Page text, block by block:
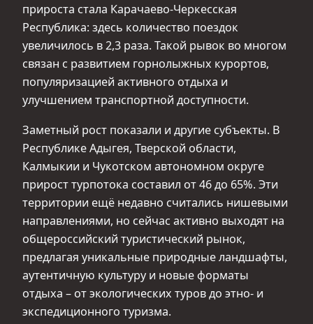
прироста стала Карачаево-Черкесская
Республика: здесь количество поездок
увеличилось в 2,3 раза. Такой рывок во многом
связан с развитием горнолыжных курортов,
популяризацией активного отдыха и
улучшением транспортной доступности.
Заметный рост показали и другие субъекты. В
Республике Адыгея, Тверской области,
Калмыкии и Чукотском автономном округе
прирост турпотока составил от 46 до 65%. Эти
территории ещё недавно считались нишевыми
направлениями, но сейчас активно выходят на
общероссийский туристический рынок,
предлагая уникальные природные ландшафты,
аутентичную культуру и новые форматы
отдыха – от экологических туров до этно- и
экспедиционного туризма.